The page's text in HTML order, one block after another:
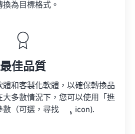
為目標格式。
最佳品質
和客製化軟體，以確保轉換品
大多數情況下，您可以使用「進
數（可選，尋找
icon).